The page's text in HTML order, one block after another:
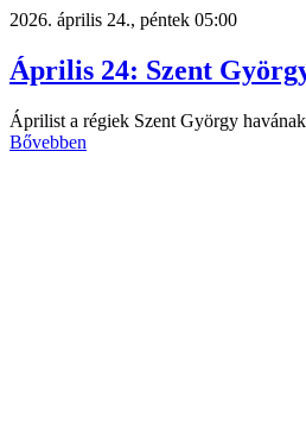
2026. április 24., péntek 05:00
Április 24: Szent
Áprilist a régiek Szent György
Bővebben